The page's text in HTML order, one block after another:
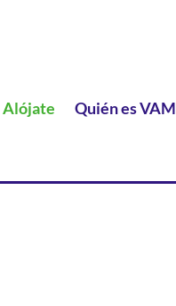
Alójate Quién es VAM